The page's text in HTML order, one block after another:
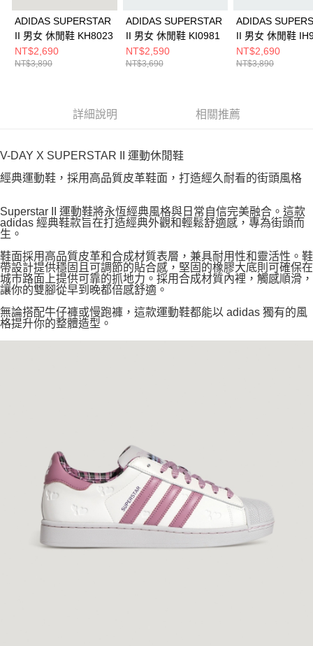
ADIDAS SUPERSTAR
II 男女 休閒鞋 KH8023
NT$2,690
NT$3,890
ADIDAS SUPERSTAR
II 男女 休閒鞋 KI0981
NT$2,590
NT$3,690
ADIDAS
II 男女 休閒鞋
NT$2,690
NT$3,890
詳細說明 相關推薦
V-DAY X SUPERSTAR II 運動休閒鞋
經典運動鞋，採用高品質皮革鞋面，打造經久耐看的街頭風格
Superstar II 運動鞋將永恆經典風格與日常自信完美融合。這款
adidas 經典鞋款旨在打造經典外觀和輕鬆舒適感，專為街頭而
生。
鞋面採用高品質皮革和合成材質表層，兼具耐用性和靈活性。鞋
帶設計提供穩固且可調節的貼合感，堅固的橡膠大底則可確保在
城市路面上提供可靠的抓地力。採用合成材質內裡，觸感順滑，
讓你的雙腳從早到晚都倍感舒適。
無論搭配牛仔褲或慢跑褲，這款運動鞋都能以 adidas 獨有的風
格提升你的整體造型。